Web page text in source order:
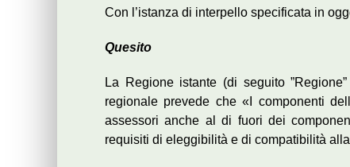
Con l’istanza di interpello specificata in
Quesito
La Regione istante (di seguito
regionale prevede che «I componenti
assessori anche al di fuori dei
requisiti di eleggibilità e di compatibilità